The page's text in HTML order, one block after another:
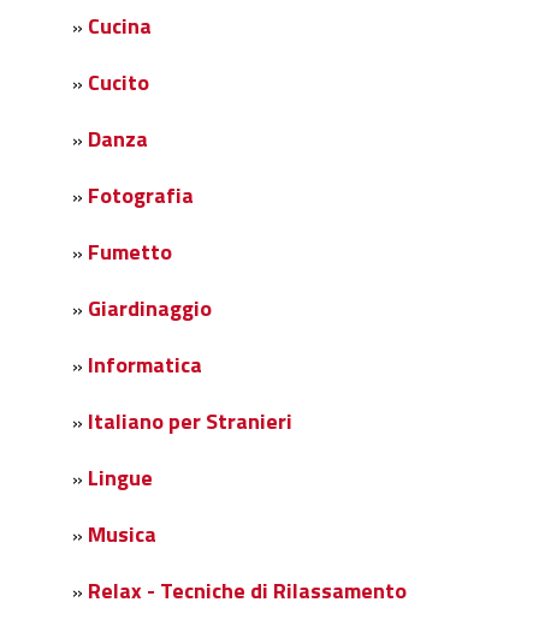
» Cucina
» Cucito
» Danza
» Fotografia
» Fumetto
» Giardinaggio
» Informatica
» Italiano per Stranieri
» Lingue
» Musica
» Relax - Tecniche di Rilassamento